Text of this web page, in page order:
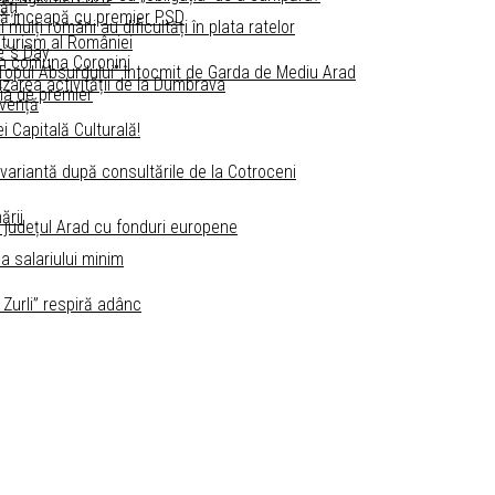
activității de la Dumbrava
înceapă cu premier PSD
de premier
după consultările de la Cotroceni
mulți români au dificultăți în plata ratelor
salariului minim
al României
Day
Capitală Culturală!
comuna Coronini
Absurdului” întocmit de Garda de Mediu Arad
Arad cu fonduri europene
respiră adânc